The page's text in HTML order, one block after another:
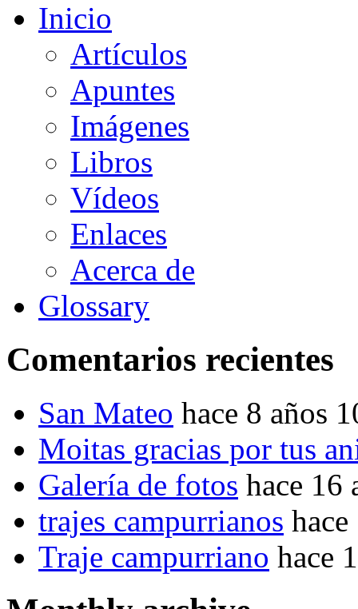
Inicio
Artículos
Apuntes
Imágenes
Libros
Vídeos
Enlaces
Acerca de
Glossary
Comentarios recientes
San Mateo hace 8 años
Moitas gracias por tus
Galería de fotos hace 16
trajes campurrianos
Traje campurriano hace